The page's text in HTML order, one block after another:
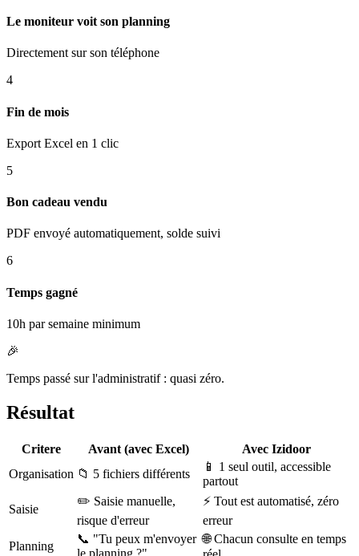
Le moniteur voit son planning
Directement sur son téléphone
4
Fin de mois
Export Excel en 1 clic
5
Bon cadeau vendu
PDF envoyé automatiquement, solde suivi
6
Temps gagné
10h par semaine minimum
🎉
Temps passé sur l'administratif : quasi zéro.
Résultat
Critere Avant (avec Excel)
Avec Izidoor
Organisation 📁 5 fichiers différents
📱 1 seul outil, accessible
partout
Saisie
✏️ Saisie manuelle,
risque d'erreur
⚡ Tout est automatisé, zéro
erreur
Planning
📞 "Tu peux m'envoyer
le planning ?"
🌐 Chacun consulte en temps